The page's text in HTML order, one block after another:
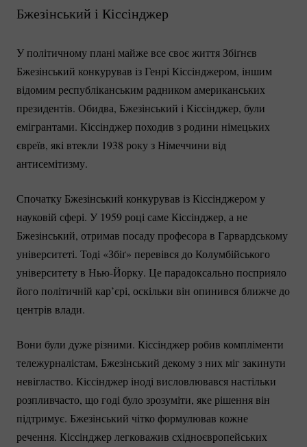
Бжезінський і Кіссінджер
У політичному плані майже все своє життя Збіґнєв
Бжезінський конкурував із Генрі Кіссінджером, іншим
відомим республіканським радником американських
президентів. Обидва, Бжезінський і Кіссінджер, були
емігрантами. Кіссінджер походив з родини німецьких
євреїв, які втекли 1938 року з Німеччини від
антисемітизму.
Спочатку Бжезінський конкурував із Кіссінджером у
науковій сфері. У 1959 році саме Кіссінджер, а не
Бжезінський, отримав посаду професора в Гарвардському
університеті. Тоді «Збіґ» перевівся до Колумбійського
університету в Нью-Йорку. Це парадоксально посприяло
його політичній кар’єрі, оскільки він опинився ближче до
центрів влади.
Вони були дуже різними. Кіссінджер робив компліменти
тележурналістам, Бжезінський декому з них міг закинути
невігластво. Кіссінджер іноді висловлювався настільки
розпливчасто, що годі було зрозуміти, яке рішення він
підтримує. Бжезінський чітко формулював кожне
речення. Кіссінджер легковажив східноєвропейських